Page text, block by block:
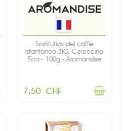
Sostitutivo del caffè
istantaneo BIO, Cereccino
Fico - 100g - Aromandise
7,50 CHF